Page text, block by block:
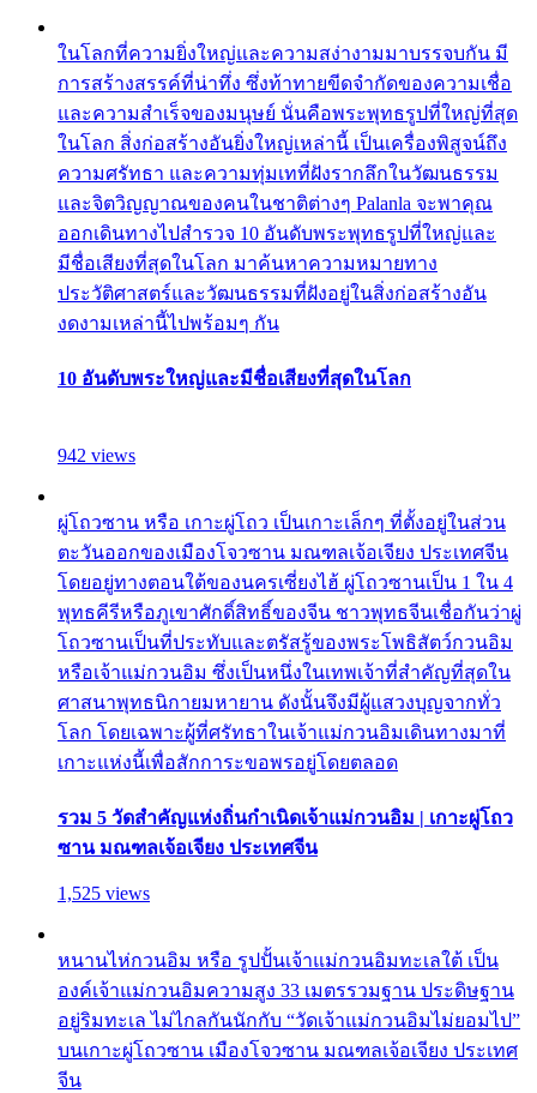
ในโลกที่ความยิ่งใหญ่และความสง่างามมาบรรจบกัน มี
การสร้างสรรค์ที่น่าทึ่ง ซึ่งท้าทายขีดจำกัดของความเชื่อ
และความสำเร็จของมนุษย์ นั่นคือพระพุทธรูปที่ใหญ่ที่สุด
ในโลก สิ่งก่อสร้างอันยิ่งใหญ่เหล่านี้ เป็นเครื่องพิสูจน์ถึง
ความศรัทธา และความทุ่มเทที่ฝังรากลึกในวัฒนธรรม
และจิตวิญญาณของคนในชาติต่างๆ Palanla จะพาคุณ
ออกเดินทางไปสำรวจ 10 อันดับพระพุทธรูปที่ใหญ่และ
มีชื่อเสียงที่สุดในโลก มาค้นหาความหมายทาง
ประวัติศาสตร์และวัฒนธรรมที่ฝังอยู่ในสิ่งก่อสร้างอัน
งดงามเหล่านี้ไปพร้อมๆ กัน
10 อันดับพระใหญ่และมีชื่อเสียงที่สุดในโลก
942 views
ผู่โถวซาน หรือ เกาะผู่โถว เป็นเกาะเล็กๆ ที่ตั้งอยู่ในส่วน
ตะวันออกของเมืองโจวซาน มณฑลเจ้อเจียง ประเทศจีน
โดยอยู่ทางตอนใต้ของนครเซี่ยงไฮ้ ผู่โถวซานเป็น 1 ใน 4
พุทธคีรีหรือภูเขาศักดิ์สิทธิ์ของจีน ชาวพุทธจีนเชื่อกันว่าผู่
โถวซานเป็นที่ประทับและตรัสรู้ของพระโพธิสัตว์กวนอิม
หรือเจ้าแม่กวนอิม ซึ่งเป็นหนึ่งในเทพเจ้าที่สำคัญที่สุดใน
ศาสนาพุทธนิกายมหายาน ดังนั้นจึงมีผู้แสวงบุญจากทั่ว
โลก โดยเฉพาะผู้ที่ศรัทธาในเจ้าแม่กวนอิมเดินทางมาที่
เกาะแห่งนี้เพื่อสักการะขอพรอยู่โดยตลอด
รวม 5 วัดสำคัญแห่งถิ่นกำเนิดเจ้าแม่กวนอิม | เกาะผู่โถว
ซาน มณฑลเจ้อเจียง ประเทศจีน
1,525 views
หนานไห่กวนอิม หรือ รูปปั้นเจ้าแม่กวนอิมทะเลใต้ เป็น
องค์เจ้าแม่กวนอิมความสูง 33 เมตรรวมฐาน ประดิษฐาน
อยู่ริมทะเล ไม่ไกลกันนักกับ “วัดเจ้าแม่กวนอิมไม่ยอมไป”
บนเกาะผู่โถวซาน เมืองโจวซาน มณฑลเจ้อเจียง ประเทศ
จีน